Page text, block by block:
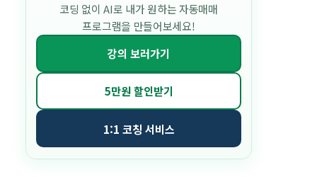
코딩 없이 AI로 내가 원하는 자동매매
프로그램을 만들어보세요!
강의 보러가기
5만원 할인받기
1:1 코칭 서비스